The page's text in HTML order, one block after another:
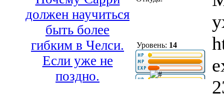
должен научиться
быть более
гибким в Челси.
Если уже не
поздно.
Уровень: 14